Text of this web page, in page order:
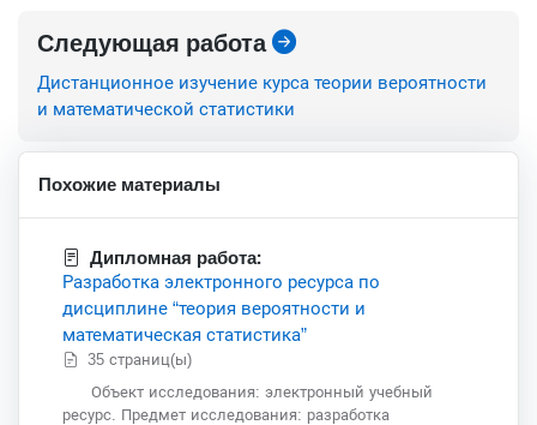
Следующая работа
Дистанционное изучение курса теории вероятности
и математической статистики
Похожие материалы
Дипломная работа:
Разработка электронного ресурса по
дисциплине “теория вероятности и
математическая статистика”
35 страниц(ы)
Объект исследования: электронный учебный
ресурс. Предмет исследования: разработка